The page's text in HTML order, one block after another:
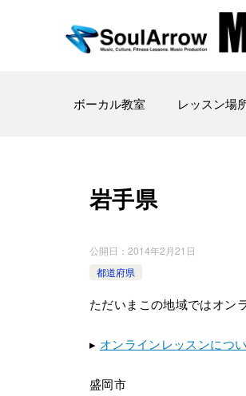
ボーカル教室 レッスン場
岩手県
公開日： 2014年2月21日
都道府県
ただいまこの地域ではオン
▸ オンラインレッスンにつ
盛岡市